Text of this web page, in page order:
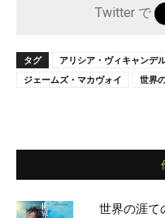
Twitter で
タグ アリシア・ヴィキャンデ
ジェームズ・マカヴォイ
世界
世界の涯て